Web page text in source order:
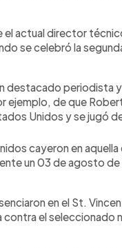
el actual director
se celebró la
destacado periodista
ejemplo, de que
Unidos y se jugó de
cayeron en
un 03 de agosto de
en el St.
el seleccionado